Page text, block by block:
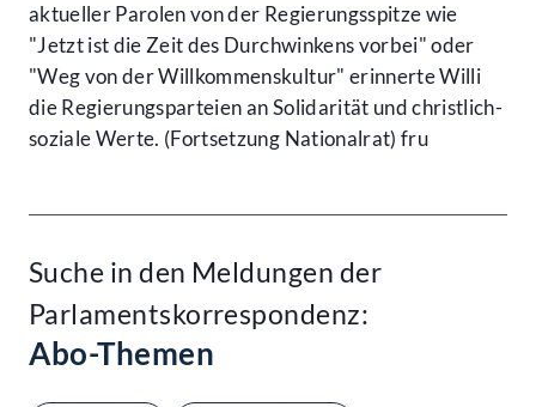
aktueller Parolen von der Regierungsspitze wie
"Jetzt ist die Zeit des Durchwinkens vorbei" oder
"Weg von der Willkommenskultur" erinnerte Willi
die Regierungsparteien an Solidarität und christlich-
soziale Werte. (Fortsetzung Nationalrat) fru
Suche in den Meldungen der
Parlamentskorrespondenz:
Abo-Themen